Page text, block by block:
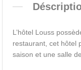
L’hôtel Louss
restaurant, cet hôtel
saison et une salle